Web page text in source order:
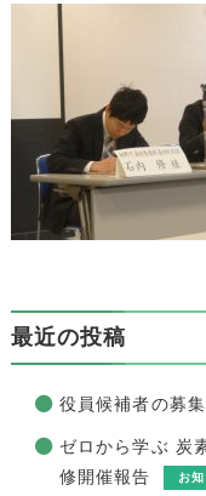
最近の投稿
役員候補者の募
ゼロから学ぶ 炭
修開催報告
お